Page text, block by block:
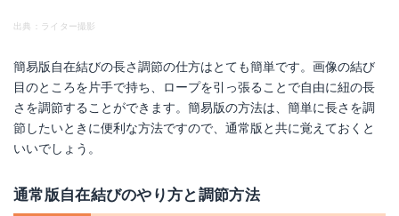
出典：ライター撮影
簡易版自在結びの長さ調節の仕方はとても簡単です。画像の結び
目のところを片手で持ち、ロープを引っ張ることで自由に紐の長
さを調節することができます。簡易版の方法は、簡単に長さを調
節したいときに便利な方法ですので、通常版と共に覚えておくと
いいでしょう。
通常版自在結びのやり方と調節方法